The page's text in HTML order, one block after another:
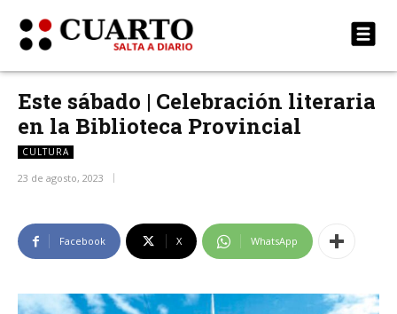
Este sábado | Celebración literaria
en la Biblioteca Provincial
CULTURA
23 de agosto, 2023
Facebook X WhatsApp